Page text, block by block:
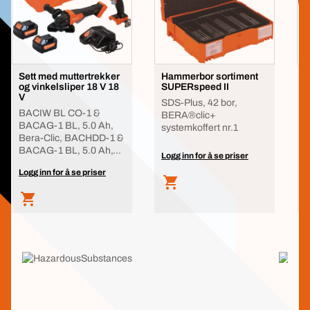
Sett med muttertrekker
og vinkelsliper 18 V 18
V
BACIW BL CO-1 &
BACAG-1 BL, 5.0 Ah,
Bera-Clic, BACHDD-1 &
BACAG-1 BL, 5.0 Ah,
Logg inn for å se priser
Hammerbor sortiment
SUPERspeed II
SDS-Plus, 42 bor,
BERA®clic+
systemkoffert nr.1
Logg inn for å se priser